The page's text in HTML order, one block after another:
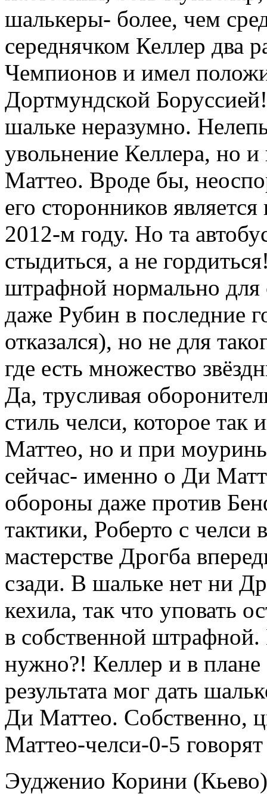
шалькеры- более, чем
середнячком Келлер два
Чемпионов и имел
Дортмундской
шальке неразумно.
увольнение Келлера, но
Маттео. Вроде бы,
его сторонников
2012-м году. Но та
стыдиться, а не
штрафной нормально для
даже Рубин в последние
отказался), но не для
где есть множество
Да, трусливая
стиль челси, которое так
Маттео, но и при
сейчас- именно о Ди
обороны даже против
тактики, Роберто с челси
мастерстве Дрогба
сзади. В шальке нет ни
кехила, так что уповать
в собственной
нужно?! Келлер и в
результата мог дать
Ди Маттео. Собственно,
Маттео-челси-0-5
Эудженио Корини (Кьево)